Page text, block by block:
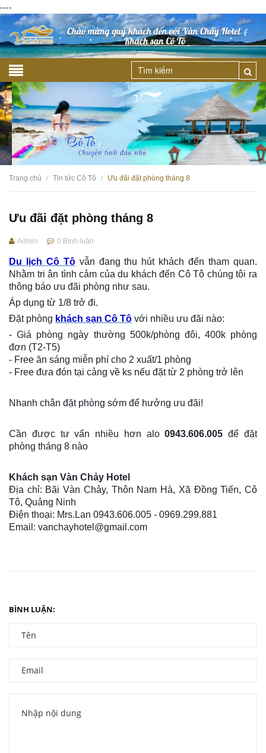
----
Trang chủ / Tin tức Cô Tô / Ưu đãi đặt phòng tháng 8
Ưu đãi đặt phòng tháng 8
Admin 0 Bình luận
Du lịch Cô Tôvẫn đang thu hút khách đến tham quan.
Nhằm tri ân tình cảm của du khách đến Cô Tô chúng tôi ra
thông báo ưu đãi phòng như sau.
Áp dụng từ 1/8 trở đi.
Đặt phòng khách sạn Cô Tô với nhiều ưu đãi nào:
- Giá phòng ngày thường 500k/phòng đôi, 400k phòng
đơn (T2-T5)
- Free ăn sáng miễn phí cho 2 xuất/1 phòng
- Free đưa đón tại cảng về ks nếu đặt từ 2 phòng trở lên
Nhanh chân đặt phòng sớm để hưởng ưu đãi!
Cần được tư vấn nhiều hơn alo0943.606.005 để đặt
phòng tháng 8 nào
Khách sạn Vàn Chảy Hotel
Địa chỉ: Bãi Vàn Chảy, Thôn Nam Hà, Xã Đồng Tiến, Cô
Tô, Quảng Ninh
Điện thoại: Mrs.Lan 0943.606.005 - 0969.299.881
Email: vanchayhotel@gmail.com
BÌNH LUẬN: